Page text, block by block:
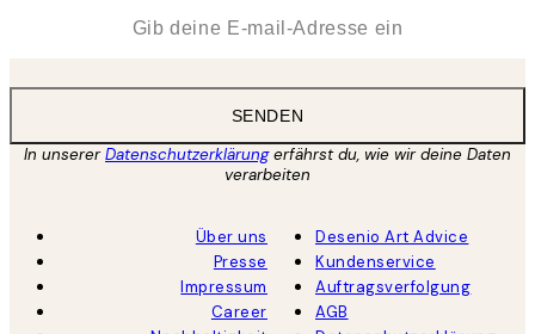
SENDEN
In unsererDatenschutzerklärungerfährst du, wie wir deine Daten
verarbeiten
Über uns
Presse
Impressum
Career
Desenio Art Advice
Kundenservice
Auftragsverfolgung
AGB